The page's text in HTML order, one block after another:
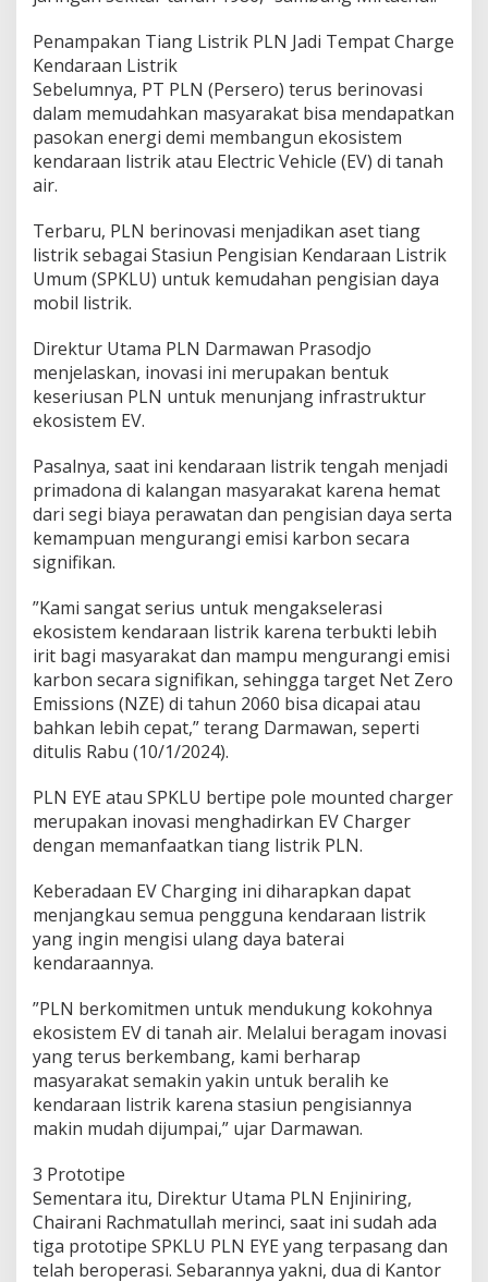
Penampakan Tiang Listrik PLN Jadi Tempat Charge
Kendaraan Listrik
Sebelumnya, PT PLN (Persero) terus berinovasi
dalam memudahkan masyarakat bisa mendapatkan
pasokan energi demi membangun ekosistem
kendaraan listrik atau Electric Vehicle (EV) di tanah
air.
Terbaru, PLN berinovasi menjadikan aset tiang
listrik sebagai Stasiun Pengisian Kendaraan Listrik
Umum (SPKLU) untuk kemudahan pengisian daya
mobil listrik.
Direktur Utama PLN Darmawan Prasodjo
menjelaskan, inovasi ini merupakan bentuk
keseriusan PLN untuk menunjang infrastruktur
ekosistem EV.
Pasalnya, saat ini kendaraan listrik tengah menjadi
primadona di kalangan masyarakat karena hemat
dari segi biaya perawatan dan pengisian daya serta
kemampuan mengurangi emisi karbon secara
signifikan.
”Kami sangat serius untuk mengakselerasi
ekosistem kendaraan listrik karena terbukti lebih
irit bagi masyarakat dan mampu mengurangi emisi
karbon secara signifikan, sehingga target Net Zero
Emissions (NZE) di tahun 2060 bisa dicapai atau
bahkan lebih cepat,” terang Darmawan, seperti
ditulis Rabu (10/1/2024).
PLN EYE atau SPKLU bertipe pole mounted charger
merupakan inovasi menghadirkan EV Charger
dengan memanfaatkan tiang listrik PLN.
Keberadaan EV Charging ini diharapkan dapat
menjangkau semua pengguna kendaraan listrik
yang ingin mengisi ulang daya baterai
kendaraannya.
”PLN berkomitmen untuk mendukung kokohnya
ekosistem EV di tanah air. Melalui beragam inovasi
yang terus berkembang, kami berharap
masyarakat semakin yakin untuk beralih ke
kendaraan listrik karena stasiun pengisiannya
makin mudah dijumpai,” ujar Darmawan.
3 Prototipe
Sementara itu, Direktur Utama PLN Enjiniring,
Chairani Rachmatullah merinci, saat ini sudah ada
tiga prototipe SPKLU PLN EYE yang terpasang dan
telah beroperasi. Sebarannya yakni, dua di Kantor